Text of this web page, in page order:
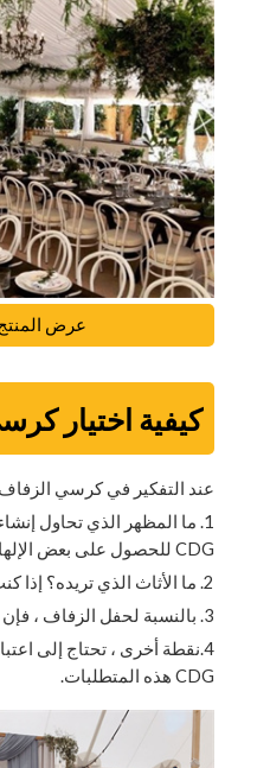
عرض
كيفية اختيار
عند التفكير في كرسي
1. ما المظهر الذي تحاول
CDG للحصول على بعض الإلهام في اختيارك للكرسي.
2. ما الأثاث الذي تريده؟ إذا كنت تقدم حدث جلوس ، فإن كرسي d Cross الخلفي هو أفضل اختيار لك.
3. بالنسبة لحفل الزفاف ، فإن أكثر عدد من كراسي الزفاف شعبية هو حوالي 100-200 للضيوف.
4.نقطة أخرى ، تحتاج إلى
CDG هذه المتطلبات.